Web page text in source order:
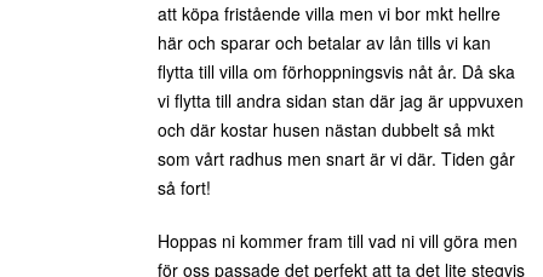
att köpa fristående villa men vi bor mkt hellre
här och sparar och betalar av lån tills vi kan
flytta till villa om förhoppningsvis nåt år. Då ska
vi flytta till andra sidan stan där jag är uppvuxen
och där kostar husen nästan dubbelt så mkt
som vårt radhus men snart är vi där. Tiden går
så fort!
Hoppas ni kommer fram till vad ni vill göra men
för oss passade det perfekt att ta det lite stegvis